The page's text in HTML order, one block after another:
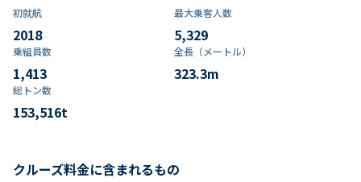
初就航
2018
最大乗客人数
5,329
乗組員数​
1,413
全長（メートル）
323.3m
総トン数​
153,516t
クルーズ料金に含まれるもの